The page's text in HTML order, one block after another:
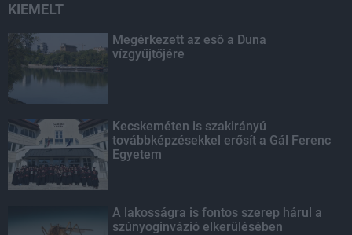
KIEMELT
Megérkezett az eső a Duna
vízgyűjtőjére
Kecskeméten is szakirányú
továbbképzésekkel erősít a Gál Ferenc
Egyetem
A lakosságra is fontos szerep hárul a
szúnyoginvázió elkerülésében